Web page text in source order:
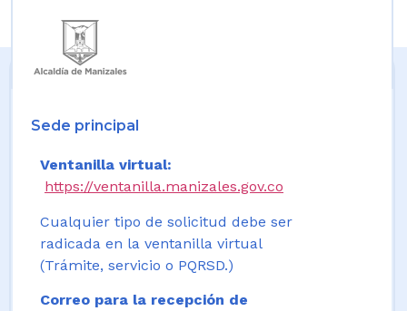
Sede principal
Ventanilla virtual:
https://ventanilla.manizales.gov.co
Cualquier tipo de solicitud debe ser
radicada en la ventanilla virtual
(Trámite, servicio o PQRSD.)
Correo para la recepción de